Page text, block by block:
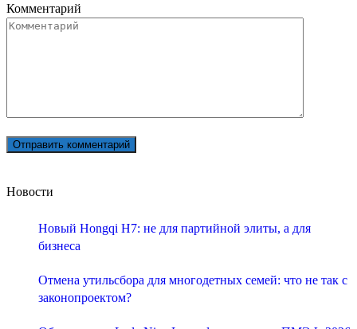
Комментарий
Новости
Новый Hongqi H7: не для партийной элиты, а для
бизнеса
Отмена утильсбора для многодетных семей: что не так с
законопроектом?